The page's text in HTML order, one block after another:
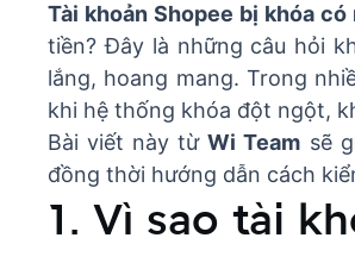
Tài khoản Shopee bị khóa
tiền? Đây là những câu hỏi
lắng, hoang mang. Trong
khi hệ thống khóa đột ngột,
Bài viết này từWi Team sẽ
đồng thời hướng dẫn cách
1. Vì sao tài